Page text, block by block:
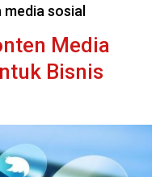
sosial
Media
Bisnis